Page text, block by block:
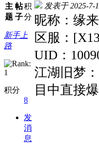
主
题
帖
子
积
分
新手上
路
积分
8
发
消
息
发表于 2025-7-
昵称：缘
区服：
UID：
江湖旧梦
目中直接